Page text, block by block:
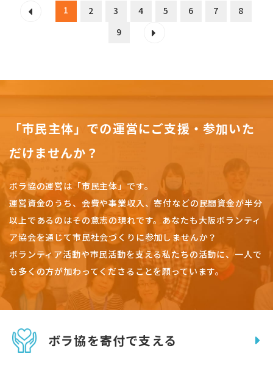
1 2 3 4 5 6 7
8
9
「市民主体」での運営にご支援・参加いた
だけませんか？
ボラ協の運営は「市民主体」です。
運営資金のうち、会費や事業収入、寄付などの民間資金が半分
以上であるのはその意志の現れです。 あなたも大阪ボランティ
ア協会を通じて市民社会づくりに参加しませんか？
ボランティア活動や市民活動を支える私たちの活動に、一人で
も多くの方が加わってくださることを願っています。
ボラ協を寄付で支える